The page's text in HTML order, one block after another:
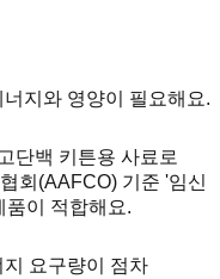
지와 영양이 필요해요.
단백 키튼용 사료로
회(AAFCO) 기준 '임신
품이 적합해요.
요구량이 점차